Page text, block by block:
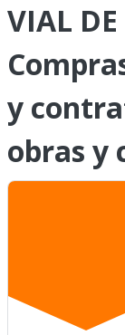
VIAL
y
obras y